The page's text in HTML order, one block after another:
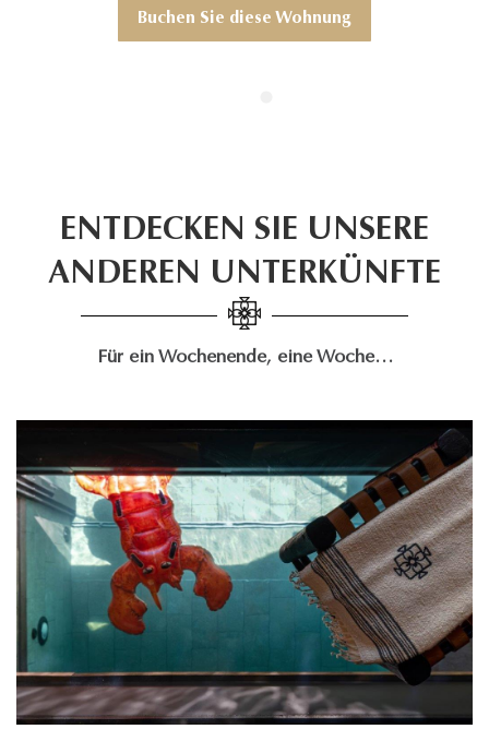
Buchen Sie diese Wohnung
ENTDECKEN SIE UNSERE
ANDEREN UNTERKÜNFTE
Für ein Wochenende, eine Woche…